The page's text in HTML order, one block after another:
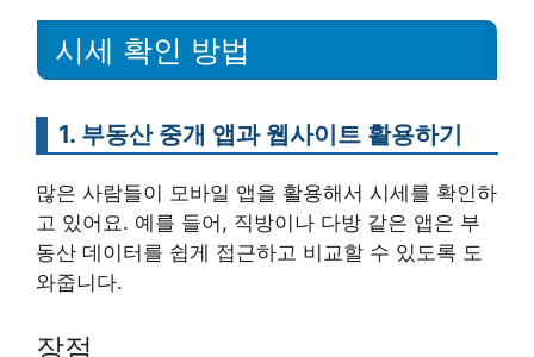
시세 확인 방법
1. 부동산 중개 앱과 웹사이트 활용하기
많은 사람들이 모바일 앱을 활용해서 시세를 확인하
고 있어요. 예를 들어, 직방이나 다방 같은 앱은 부
동산 데이터를 쉽게 접근하고 비교할 수 있도록 도
와줍니다.
장점